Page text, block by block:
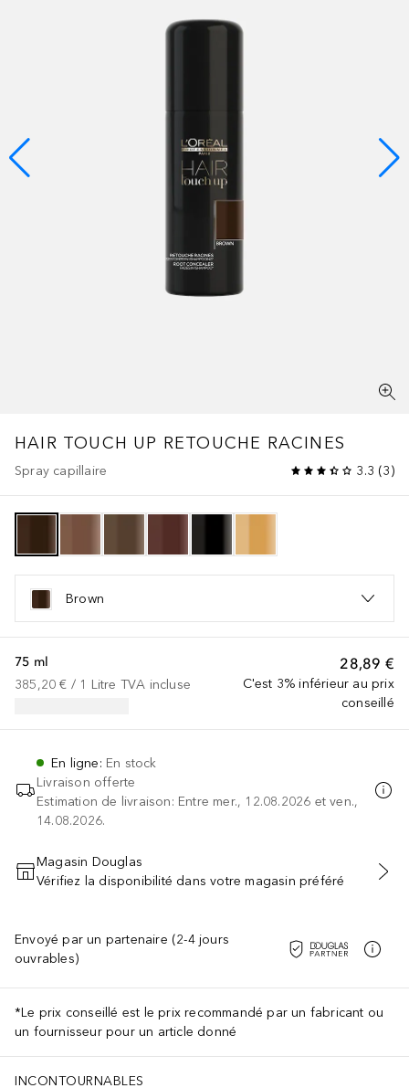
HAIR TOUCH UP RETOUCHE RACINES
Spray capillaire 3.3 (3)
Brown
28,89 €
C'est 3% inférieur au prix
conseillé
75 ml
385,20 € / 1 Litre TVA incluse
En ligne: En stock
Livraison offerte
Estimation de livraison: Entre mer., 12.08.2026 et ven.,
14.08.2026.
AJOUTER AU PANIER
Magasin Douglas
Vérifiez la disponibilité dans votre magasin préféré
Envoyé par un partenaire (2-4 jours
ouvrables)
*Le prix conseillé est le prix recommandé par un fabricant ou
un fournisseur pour un article donné
INCONTOURNABLES